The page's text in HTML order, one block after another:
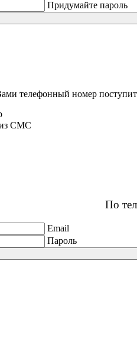
Придумайте пароль
телефонный номер
СМС
По
Email
Пароль